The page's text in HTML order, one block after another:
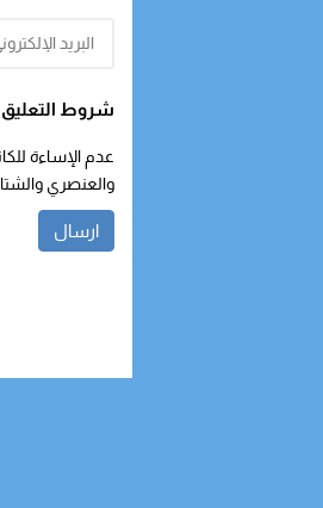
شروط التعليق
عدم الإساءة
والعنصري